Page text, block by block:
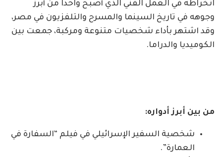
انخراطه في العمل الفني الذي أصبح واحدا من أبرز
وجوهه في تاريخ السينما والمسرح والتلفزيون في مصر،
وقد اشتهر بأداء شخصيات متنوعة ومركبة، جمعت بين
الكوميديا والدراما.
من بين أبرز أدواره:
شخصية السفير الإسرائيلي في فيلم “السفارة في
العمارة”.